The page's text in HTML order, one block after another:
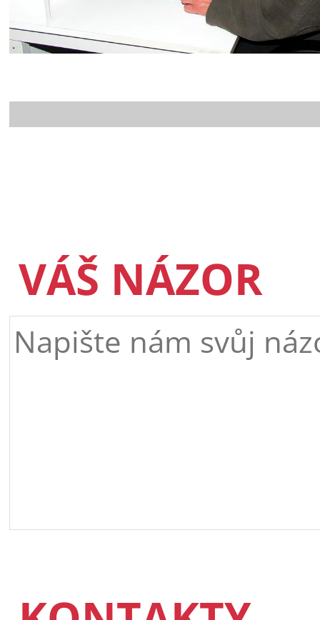
VÁŠ NÁZOR